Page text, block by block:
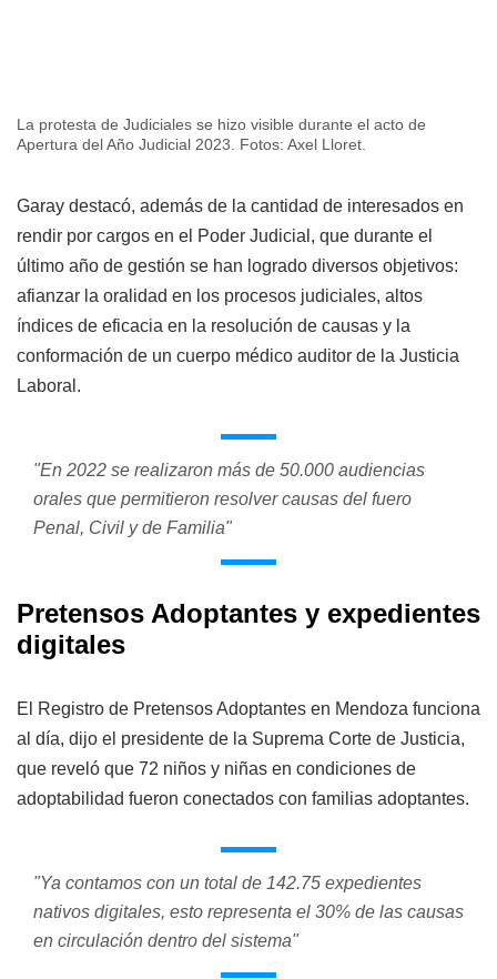
La protesta de Judiciales se hizo visible durante el acto de
Apertura del Año Judicial 2023. Fotos: Axel Lloret.
Garay destacó, además de la cantidad de interesados en
rendir por cargos en el Poder Judicial, que durante el
último año de gestión se han logrado diversos objetivos:
afianzar la oralidad en los procesos judiciales, altos
índices de eficacia en la resolución de causas y la
conformación de un cuerpo médico auditor de la Justicia
Laboral.
"En 2022 se realizaron más de 50.000 audiencias
orales que permitieron resolver causas del fuero
Penal, Civil y de Familia"
Pretensos Adoptantes y expedientes
digitales
El Registro de Pretensos Adoptantes en Mendoza funciona
al día, dijo el presidente de la Suprema Corte de Justicia,
que reveló que 72 niños y niñas en condiciones de
adoptabilidad fueron conectados con familias adoptantes.
"Ya contamos con un total de 142.75 expedientes
nativos digitales, esto representa el 30% de las causas
en circulación dentro del sistema"